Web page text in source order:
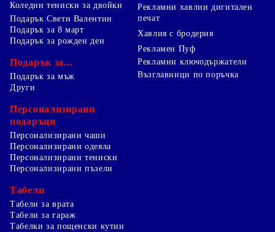
Коледни тениски за двойки
Подарък Свети Валентин
Подарък за 8 март
Подарък за рожден ден
Подарък за...
Подарък за мъж
Рекламни хавлии дигитален
печат
Хавлия с бродерия
Рекламен Пуф
Рекламни ключодържатели
Възглавници по поръчка
Други
Персонализирани
подаръци
Персонализирани чаши
Персонализирани одеяла
Персонализирани тениски
Персонализирани пъзели
Табели
Табели за врата
Табели за гараж
Табелки за пощенски кутии